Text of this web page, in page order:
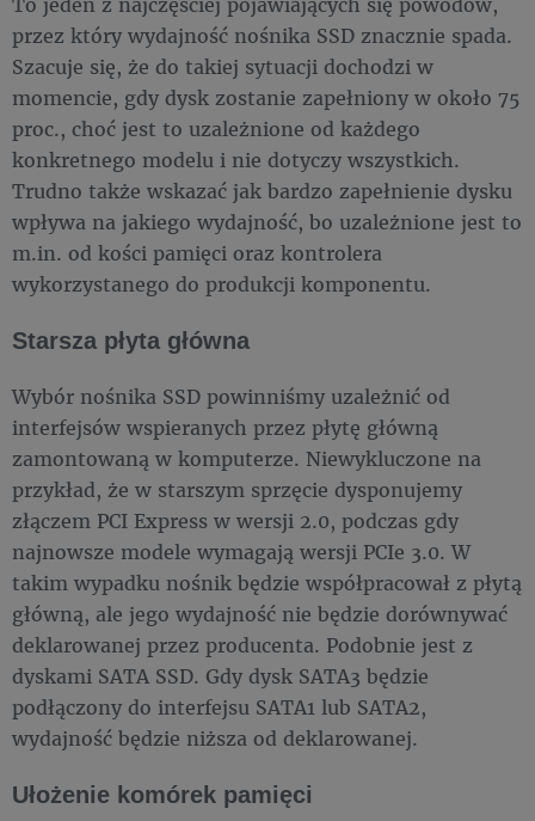
przez który wydajność nośnika SSD znacznie spada.
Szacuje się, że do takiej sytuacji dochodzi w
momencie, gdy dysk zostanie zapełniony w około 75
proc., choć jest to uzależnione od każdego
konkretnego modelu i nie dotyczy wszystkich.
Trudno także wskazać jak bardzo zapełnienie dysku
wpływa na jakiego wydajność, bo uzależnione jest to
m.in. od kości pamięci oraz kontrolera
wykorzystanego do produkcji komponentu.
Starsza płyta główna
Wybór nośnika SSD powinniśmy uzależnić od
interfejsów wspieranych przez płytę główną
zamontowaną w komputerze. Niewykluczone na
przykład, że w starszym sprzęcie dysponujemy
złączem PCI Express w wersji 2.0, podczas gdy
najnowsze modele wymagają wersji PCIe 3.0. W
takim wypadku nośnik będzie współpracował z płytą
główną, ale jego wydajność nie będzie dorównywać
deklarowanej przez producenta. Podobnie jest z
dyskami SATA SSD. Gdy dysk SATA3 będzie
podłączony do interfejsu SATA1 lub SATA2,
wydajność będzie niższa od deklarowanej.
Ułożenie komórek pamięci